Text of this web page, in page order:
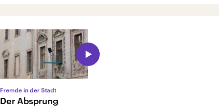
Fremde in der Stadt
Der Absprung